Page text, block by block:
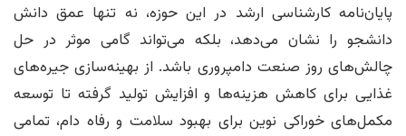
پایان‌نامه کارشناسی ارشد در این حوزه، نه تنها عمق دانش
دانشجو را نشان می‌دهد، بلکه می‌تواند گامی موثر در حل
چالش‌های روز صنعت دامپروری باشد. از بهینه‌سازی جیره‌های
غذایی برای کاهش هزینه‌ها و افزایش تولید گرفته تا توسعه
مکمل‌های خوراکی نوین برای بهبود سلامت و رفاه دام، تمامی